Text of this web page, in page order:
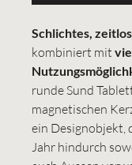
Schlichtes,
kombiniert mit
runde Sund
magnetischen
ein Designobjekt,
Jahr hindurch